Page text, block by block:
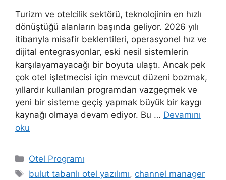
Turizm ve otelcilik sektörü, teknolojinin en hızlı
dönüştüğü alanların başında geliyor. 2026 yılı
itibarıyla misafir beklentileri, operasyonel hız ve
dijital entegrasyonlar, eski nesil sistemlerin
karşılayamayacağı bir boyuta ulaştı. Ancak pek
çok otel işletmecisi için mevcut düzeni bozmak,
yıllardır kullanılan programdan vazgeçmek ve
yeni bir sisteme geçiş yapmak büyük bir kaygı
kaynağı olmaya devam ediyor. Bu … Devamını
oku
Kategoriler
Otel Programı
Etiketler
bulut tabanlı otel yazılımı, channel manager